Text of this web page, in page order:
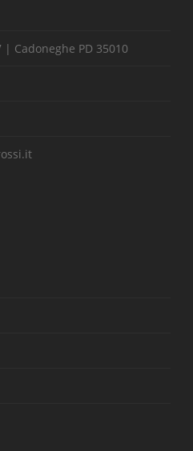
| Cadoneghe PD 35010